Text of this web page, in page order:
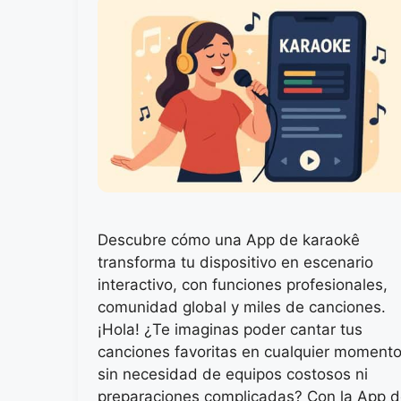
Descubre cómo una App de karaokê
transforma tu dispositivo en escenario
interactivo, con funciones profesionales,
comunidad global y miles de canciones.
¡Hola! ¿Te imaginas poder cantar tus
canciones favoritas en cualquier
sin necesidad de equipos costosos ni
preparaciones complicadas? Con la App